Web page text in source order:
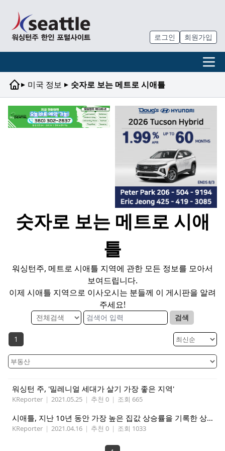
로그인 회원가입
▸ 미국 정보 ▸ 숫자로 보는 메트로 시애틀
숫자로 보는 메트로 시애
틀
워싱턴주, 메트로 시애틀 지역에 관한 모든 정보를 모아서
보여드립니다.
이제 시애틀 지역으로 이사오시는 분들께 이 게시판을 알려
주세요!
검색
1
워싱턴 주, '밀레니얼 세대가 살기 가장 좋은 지역'
KReporter | 2021.05.25 | 추천 0 | 조회 665
시애틀, 지난 10년 동안 가장 높은 집값 상승률을 기록한 상위 10개 도시 중 하나
KReporter | 2021.04.16 | 추천 0 | 조회 1033